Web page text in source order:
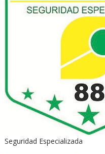
Seguridad Especializada